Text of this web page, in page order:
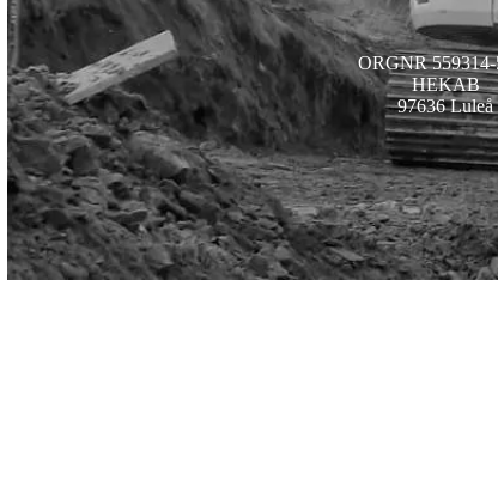
ORGNR 559314-
HEKAB
97636 Luleå